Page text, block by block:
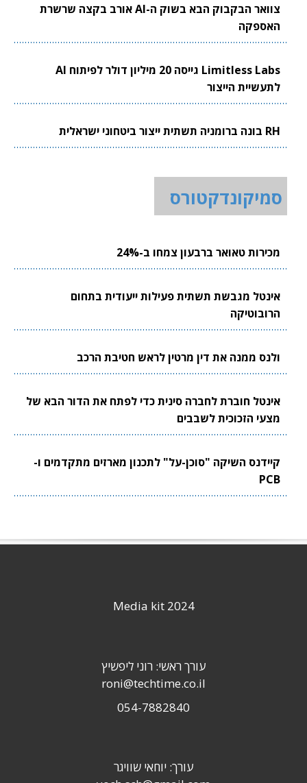
צוואר הבקבוק הבא בשוק ה-AI אורב בקצה שרשרת
האספקה
Limitless Labs גייסה 20 מיליון דולר לפיתוח AI
לתעשיית הייצור
RH בונה ברומניה תשתית ייצור ביטחוני ישראלית
סמיקונדקטורס
מכירות טאואר ברבעון צמחו ב-24%
אינטל מגבשת תשתית פעילות ייעודית בתחום
הרובוטיקה
ולנס ממנה את דין מרטין לראש חטיבת הרכב
אינטל חוברת לחברה סינית כדי לפתח את הדור הבא של
מצעי הזכוכית לשבבים
קיידנס השיקה "סוכן-על" לתכנון מארזים מתקדמים ו-
PCB
Media kit 2024
עורך ראשי: רוני ליפשיץ
roni@techtime.co.il
054-7882840
עורך: יוחאי שוויגר